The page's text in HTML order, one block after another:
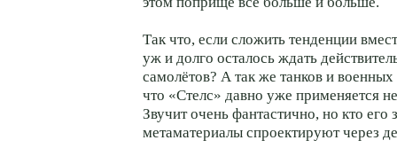
Так что, если сложить тенденции
уж и долго осталось ждать
самолётов? А так же танков и
что «Стелс» давно уже применяется
Звучит очень фантастично, но кто его
метаматериалы спроектируют через